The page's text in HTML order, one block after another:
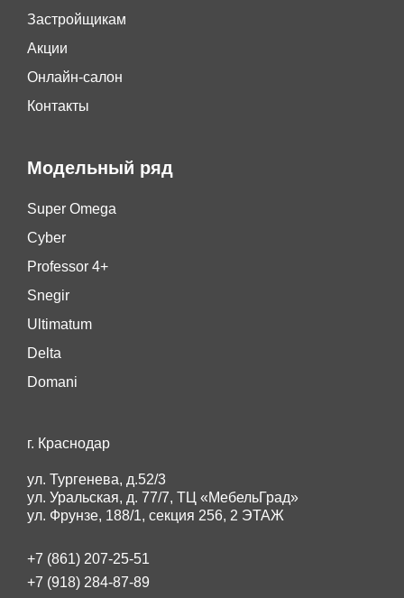
Застройщикам
Акции
Онлайн-салон
Контакты
Модельный ряд
Super Omega
Cyber
Professor 4+
Snegir
Ultimatum
Delta
Domani
г. Краснодар
ул. Тургенева, д.52/3
ул. Уральская, д. 77/7, ТЦ «МебельГрад»
ул. Фрунзе, 188/1, секция 256, 2 ЭТАЖ
+7 (861) 207-25-51
+7 (918) 284-87-89